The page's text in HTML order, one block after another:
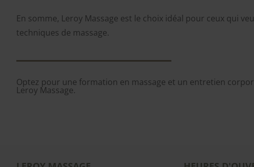
En somme, Leroy Massage est le choix idéal pour ceux qui
techniques de massage.
Optez pour une formation en massage et un entretien
Leroy Massage.